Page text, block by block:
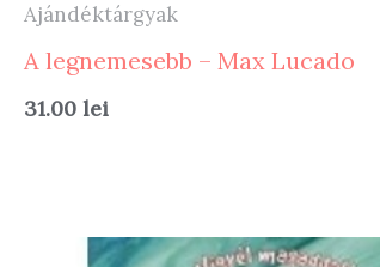
Ajándéktárgyak
A legnemesebb – Max Lucado
31.00 lei